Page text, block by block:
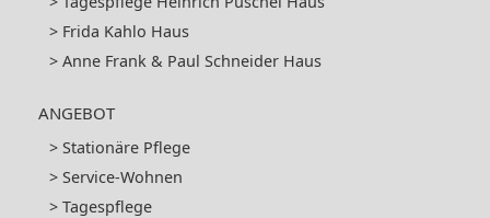
Frida Kahlo Haus
Anne Frank & Paul Schneider Haus
ANGEBOT
Stationäre Pflege
Service-Wohnen
Tagespflege